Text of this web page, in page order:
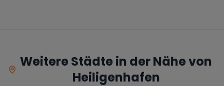
Weitere Städte in der Nähe von
Heiligenhafen